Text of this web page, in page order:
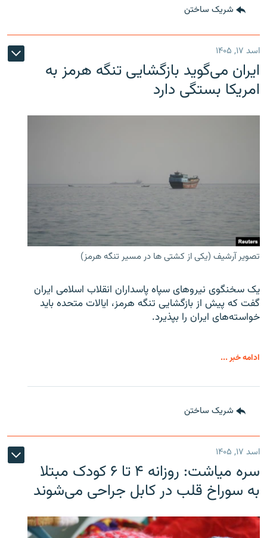
شریک ساختن
اسد ۱۷, ۱۴۰۵
ایران می‌گوید بازگشایی تنگه هرمز به
امریکا بستگی دارد
تصویر آرشیف (یکی از کشتی ها در مسیر تنگه هرمز)
یک سخنگوی نیروهای سپاه پاسداران انقلاب اسلامی ایران
گفت که پیش از بازگشایی تنگه هرمز، ایالات متحده باید
خواسته‌های ایران را بپذیرد.
ادامه خبر ...
شریک ساختن
اسد ۱۷, ۱۴۰۵
سره‌ میاشت: روزانه ۴ تا ۶ کودک مبتلا
به سوراخ قلب در کابل جراحی می‌شوند